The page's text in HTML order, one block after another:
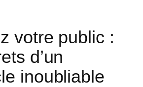
votre public :
d’un
inoubliable